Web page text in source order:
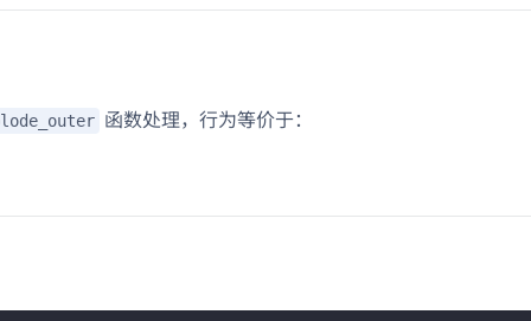
函数处理，行为等价于：